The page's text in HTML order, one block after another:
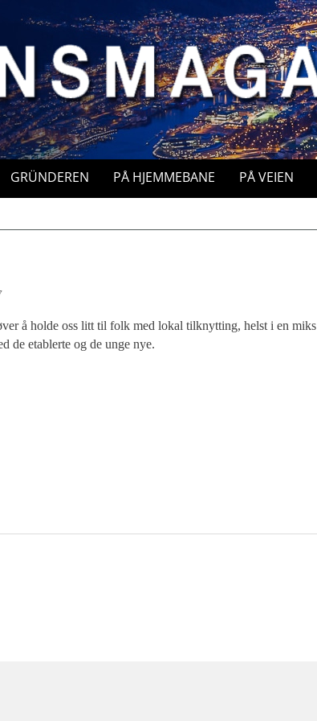
GRÜNDEREN PÅ HJEMMEBANE PÅ VEIEN
å holde oss litt til folk med lokal tilknytting, helst i en miks
de etablerte og de unge nye.